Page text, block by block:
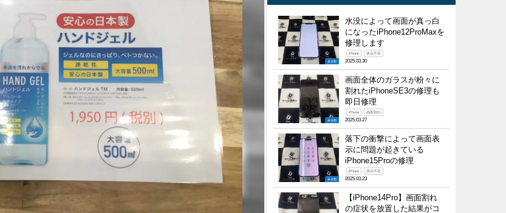
未分類
水没によって画面が真っ白
になったiPhone12ProMaxを
修理します
iPhone 表示不良
2025.03.30
未分類
画面全体のガラスが粉々に
割れたiPhoneSE3の修理も
即日修理
iPhone 画面割れ
2025.03.27
未分類
落下の衝撃によって画面表
示に問題が起きている
iPhone15Proの修理
iPhone 表示不良
2025.03.23
【iPhone14Pro】画面割れ
の症状を放置した結果がコ